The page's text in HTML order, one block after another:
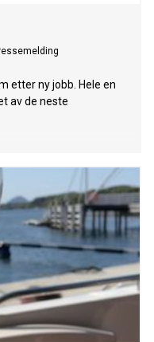
etter ny jobb. Hele en
av de neste